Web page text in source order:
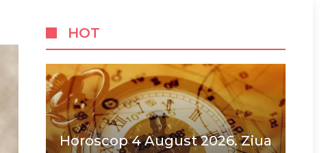
HOT
Horoscop 4 August 2026. Ziua